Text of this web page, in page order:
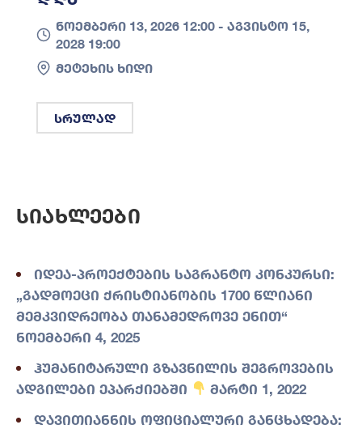
ნოემბერი 13, 2026 12:00 - აგვისტო 15,
2028 19:00
მეტეხის ხიდი
სრულად
Სიახლეები
იდეა-პროექტების საგრანტო კონკურსი:
„გადმოეცი ქრისტიანობის 1700 წლიანი
მემკვიდრეობა თანამედროვე ენით“
ნოემბერი 4, 2025
ჰუმანიტარული გზავნილის შეგროვების
ადგილები ეპარქიებში
მარტი 1, 2022
დავითიანნის ოფიციალური განცხადება: